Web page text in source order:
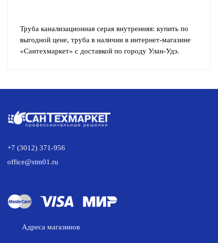
Труба канализационная серая внутренняя: купить по
выгодной цене, труба в наличии в интернет-магазине
«Сантехмаркет» с доставкой по городу Улан-Удэ.
+7 (3012) 371-956
office@stm01.ru
Адреса магазинов